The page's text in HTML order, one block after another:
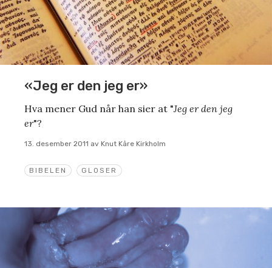
BIBELEN GLOSER
«Jeg er den jeg er»
Hva mener Gud når han sier at "Jeg er den jeg
er"?
13. desember 2011 av Knut Kåre Kirkholm